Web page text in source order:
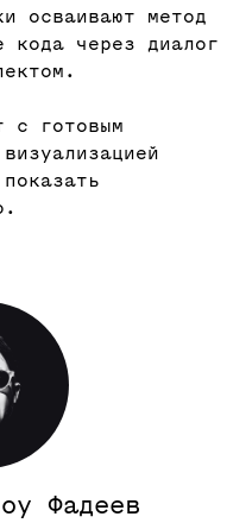
осваивают метод
через диалог
с готовым
Фадеев